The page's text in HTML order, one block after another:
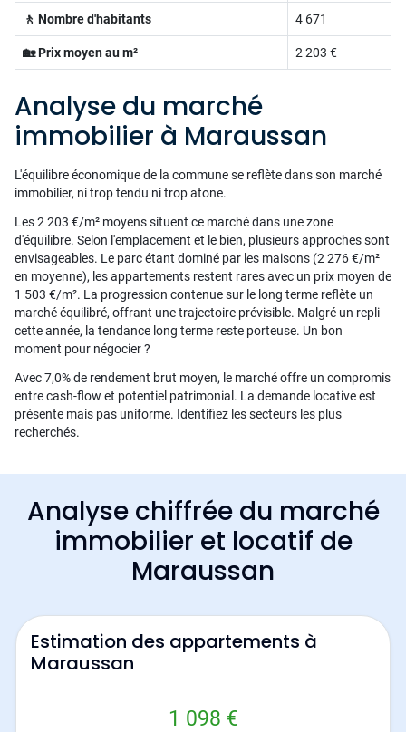
🚶 Nombre d'habitants 4 671
🏡 Prix moyen au m² 2 203 €
Analyse du marché
immobilier à Maraussan
L'équilibre économique de la commune se reflète dans son marché
immobilier, ni trop tendu ni trop atone.
Les 2 203 €/m² moyens situent ce marché dans une zone
d'équilibre. Selon l'emplacement et le bien, plusieurs approches sont
envisageables. Le parc étant dominé par les maisons (2 276 €/m²
en moyenne), les appartements restent rares avec un prix moyen de
1 503 €/m². La progression contenue sur le long terme reflète un
marché équilibré, offrant une trajectoire prévisible. Malgré un repli
cette année, la tendance long terme reste porteuse. Un bon
moment pour négocier ?
Avec 7,0% de rendement brut moyen, le marché offre un compromis
entre cash-flow et potentiel patrimonial. La demande locative est
présente mais pas uniforme. Identifiez les secteurs les plus
recherchés.
Analyse chiffrée du marché
immobilier et locatif de
Maraussan
Estimation des appartements à
Maraussan
1 098 €